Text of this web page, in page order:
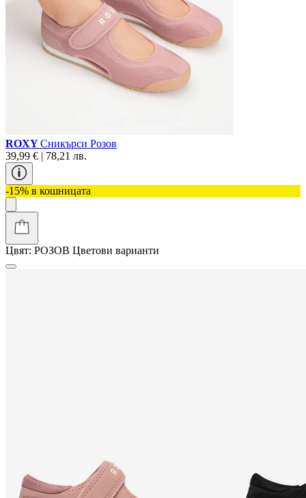
ROXYСникърси Розов
39,99 € | 78,21 лв.
-15% в кошницата
Цвят: РОЗОВ Цветови варианти